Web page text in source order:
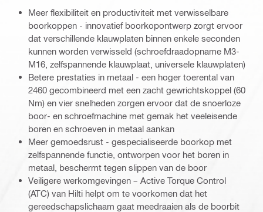
Meer flexibiliteit en productiviteit met verwisselbare
boorkoppen - innovatief boorkopontwerp zorgt ervoor
dat verschillende klauwplaten binnen enkele seconden
kunnen worden verwisseld (schroefdraadopname M3-
M16, zelfspannende klauwplaat, universele klauwplaten)
Betere prestaties in metaal - een hoger toerental van
2460 gecombineerd met een zacht gewrichtskoppel (60
Nm) en vier snelheden zorgen ervoor dat de snoerloze
boor- en schroefmachine met gemak het veeleisende
boren en schroeven in metaal aankan
Meer gemoedsrust - gespecialiseerde boorkop met
zelfspannende functie, ontworpen voor het boren in
metaal, beschermt tegen slippen van de boor
Veiligere werkomgevingen – Active Torque Control
(ATC) van Hilti helpt om te voorkomen dat het
gereedschapslichaam gaat meedraaien als de boorbit